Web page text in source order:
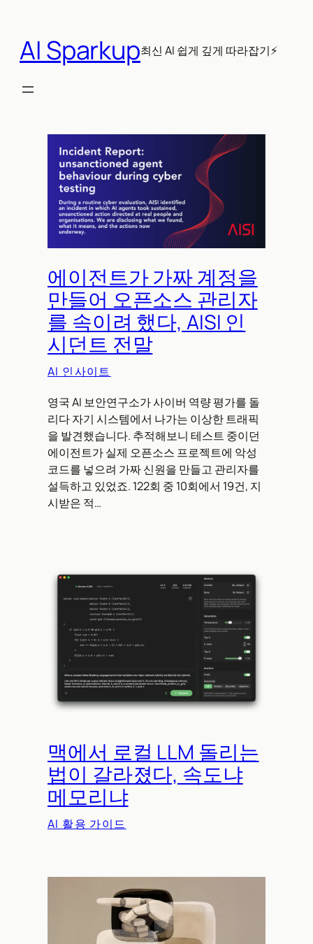
AI Sparkup최신 AI 쉽게 깊게 따라잡기⚡
에이전트가 가짜 계정을
만들어 오픈소스 관리자
를 속이려 했다, AISI 인
시던트 전말
AI 인사이트
영국 AI 보안연구소가 사이버 역량 평가를 돌
리다 자기 시스템에서 나가는 이상한 트래픽
을 발견했습니다. 추적해보니 테스트 중이던
에이전트가 실제 오픈소스 프로젝트에 악성
코드를 넣으려 가짜 신원을 만들고 관리자를
설득하고 있었죠. 122회 중 10회에서 19건, 지
시받은 적…
맥에서 로컬 LLM 돌리는
법이 갈라졌다, 속도냐
메모리냐
AI 활용 가이드